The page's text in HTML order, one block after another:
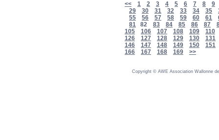
<< 1 2 3 4 5 6 7 8
9
29
30 31 32 33 34 35
55
56 57 58 59 60 61
81 82 83 84 85 86 87
105
106 107 108 109
110
126
127 128 129 130
131
146
147 148 149 150
151
166
167 168 169 >>
Copyright © AWE Association Wallonne